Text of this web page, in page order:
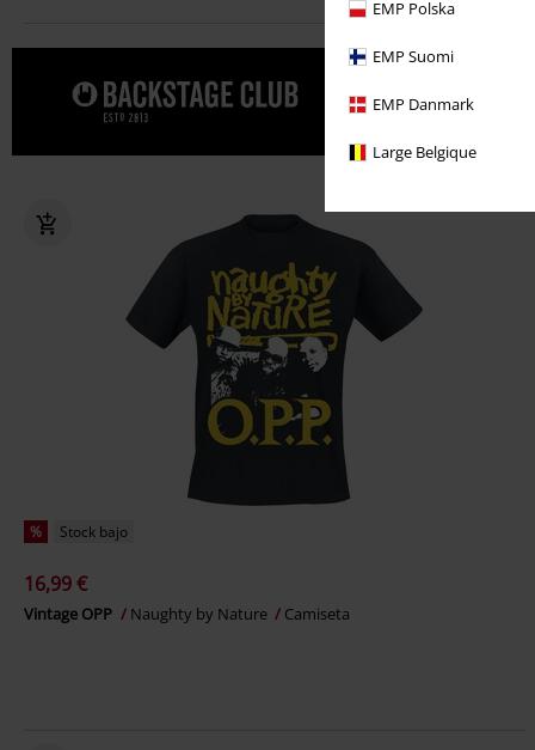
EMP Polska
EMP Suomi
EMP Danmark
Large Belgique
CLUB.
% Stock bajo
16,99 €
Vintage OPP Naughty by Nature Camiseta